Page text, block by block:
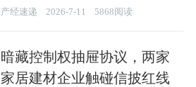
产经速递 2026-7-11 5868阅读
暗藏控制权抽屉协议，两家
家居建材企业触碰信披红线